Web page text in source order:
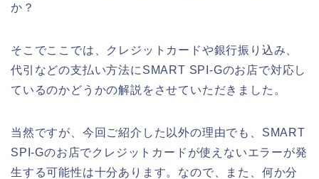
か？
そこでここでは、クレジットカードや銀行振り込み、
代引などの支払い方法にSMART SPI-Gのお店で対応し
ているのかどうかの解説をさせていただきました。
当然ですが、今回ご紹介した以外の理由でも、SMART
SPI-Gのお店でクレジットカードが使えないエラーが発
生する可能性は十分あります。なので、また、何か分